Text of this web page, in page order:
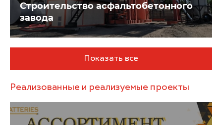
Строительство асфальтобетонного
завода
Показать все
Реализованные и реализуемые проекты